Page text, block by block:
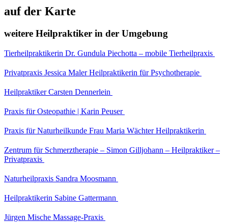
auf der Karte
weitere Heilpraktiker in der Umgebung
Tierheilpraktikerin Dr. Gundula Piechotta – mobile Tierheilpraxis
Privatpraxis Jessica Maler Heilpraktikerin für Psychotherapie
Heilpraktiker Carsten Dennerlein
Praxis für Osteopathie | Karin Peuser
Praxis für Naturheilkunde Frau Maria Wächter Heilpraktikerin
Zentrum für Schmerztherapie – Simon Gilljohann – Heilpraktiker –
Privatpraxis
Naturheilpraxis Sandra Moosmann
Heilpraktikerin Sabine Gattermann
Jürgen Mische Massage-Praxis